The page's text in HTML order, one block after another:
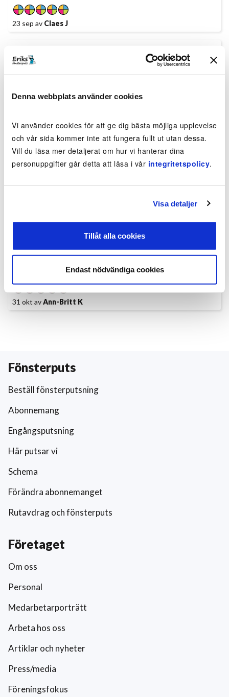
Denna webbplats använder cookies
Vi använder cookies för att ge dig bästa möjliga upplevelse
och vår sida kommer inte att fungera fullt ut utan dessa.
Vill du läsa mer detaljerat om hur vi hanterar dina
personuppgifter går detta att läsa i vår integritetspolicy.
Visa detaljer
Tillåt alla cookies
Endast nödvändiga cookies
23 sep av Claes J
21 mar av Jonas S
Alltid i tid, alltid mycket bra, bara beröm.
Bra att de putsar utan att ringa på dörren.
31 okt avAnn-Britt K
Fönsterputs
Beställ fönsterputsning
Abonnemang
Engångsputsning
Här putsar vi
Schema
Förändra abonnemanget
Rutavdrag och fönsterputs
Företaget
Om oss
Personal
Medarbetarporträtt
Arbeta hos oss
Artiklar och nyheter
Press/media
Föreningsfokus